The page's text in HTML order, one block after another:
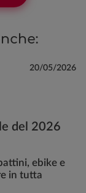
20/05/2026
del 2026
ebike e
in tutta